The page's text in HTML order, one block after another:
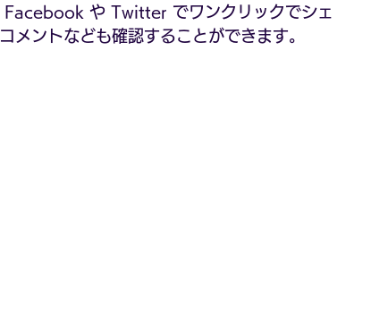
Facebook や Twitter でワンクリックでシェ
メントなども確認することができます。